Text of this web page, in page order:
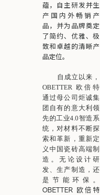
蕴，自主研发并生
产国内外畅销产
品，并为品牌奠定
了简约、优雅、极
致和卓越的清晰产
品定位。
自成立以来，
OBETTER 欧倍特
通过母公司炬诚集
团自有的意大利领
先的工业4.0智造系
统，对材料不断探
索和革新，重新定
义中国瓷砖高端制
造。无论设计研
发、生产制造，还
是节能环保。
OBETTER 欧倍特